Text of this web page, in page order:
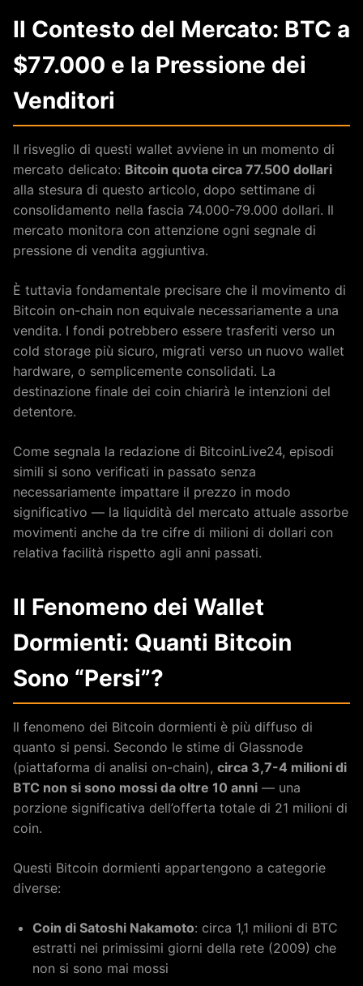
Il Contesto del Mercato: BTC a
$77.000 e la Pressione dei
Venditori
Il risveglio di questi wallet avviene in un momento di
mercato delicato: Bitcoin quota circa 77.500 dollari
alla stesura di questo articolo, dopo settimane di
consolidamento nella fascia 74.000-79.000 dollari. Il
mercato monitora con attenzione ogni segnale di
pressione di vendita aggiuntiva.
È tuttavia fondamentale precisare che il movimento di
Bitcoin on-chain non equivale necessariamente a una
vendita. I fondi potrebbero essere trasferiti verso un
cold storage più sicuro, migrati verso un nuovo wallet
hardware, o semplicemente consolidati. La
destinazione finale dei coin chiarirà le intenzioni del
detentore.
Come segnala la redazione di BitcoinLive24, episodi
simili si sono verificati in passato senza
necessariamente impattare il prezzo in modo
significativo — la liquidità del mercato attuale assorbe
movimenti anche da tre cifre di milioni di dollari con
relativa facilità rispetto agli anni passati.
Il Fenomeno dei Wallet
Dormienti: Quanti Bitcoin
Sono “Persi”?
Il fenomeno dei Bitcoin dormienti è più diffuso di
quanto si pensi. Secondo le stime di Glassnode
(piattaforma di analisi on-chain), circa 3,7-4 milioni di
BTC non si sono mossi da oltre 10 anni — una
porzione significativa dell’offerta totale di 21 milioni di
coin.
Questi Bitcoin dormienti appartengono a categorie
diverse:
Coin di Satoshi Nakamoto: circa 1,1 milioni di BTC
estratti nei primissimi giorni della rete (2009) che
non si sono mai mossi